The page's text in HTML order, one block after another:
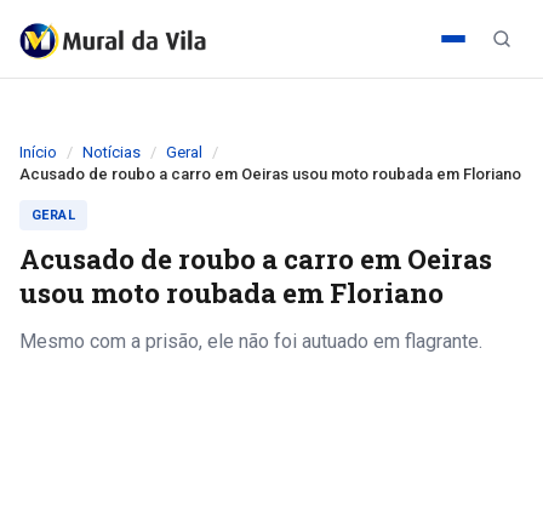
Início Notícias
Geral
Acusado de roubo a carro em Oeiras usou moto roubada em Floriano
GERAL
Acusado de roubo a carro em Oeiras
usou moto roubada em Floriano
Mesmo com a prisão, ele não foi autuado em flagrante.